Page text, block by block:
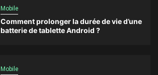
Mobile
Comment prolonger la durée de vie d’une
batterie de tablette Android ?
Mobile